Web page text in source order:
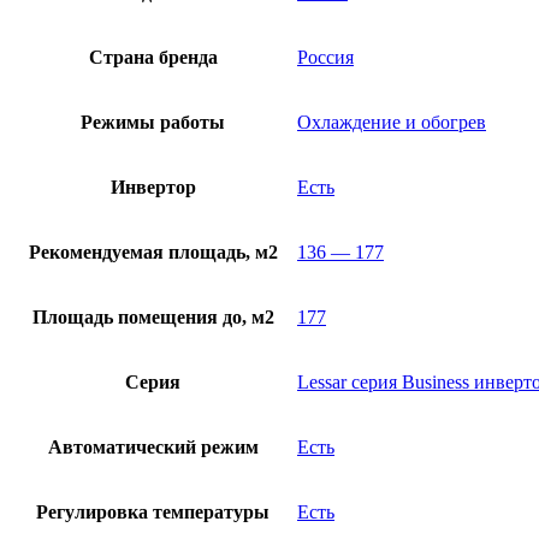
Страна бренда Россия
Режимы работы Охлаждение и обогрев
Инвертор Есть
Рекомендуемая площадь, м2 136 — 177
Площадь помещения до, м2 177
Серия Lessar серия Business
Автоматический режим Есть
Регулировка температуры Есть